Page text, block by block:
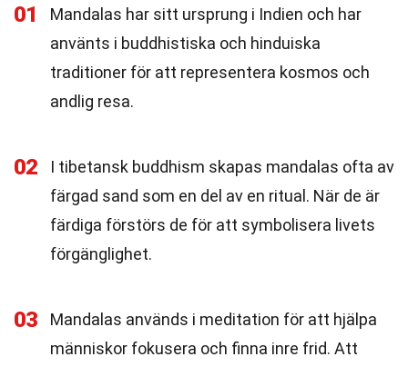
01
Mandalas har sitt ursprung i Indien och har
använts i buddhistiska och hinduiska
traditioner för att representera kosmos och
andlig resa.
02
I tibetansk buddhism skapas mandalas ofta av
färgad sand som en del av en ritual. När de är
färdiga förstörs de för att symbolisera livets
förgänglighet.
03
Mandalas används i meditation för att hjälpa
människor fokusera och finna inre frid. Att